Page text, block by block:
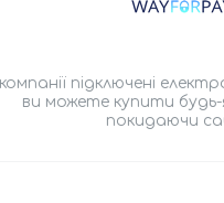
підключені
ви можете купити
покидаючи